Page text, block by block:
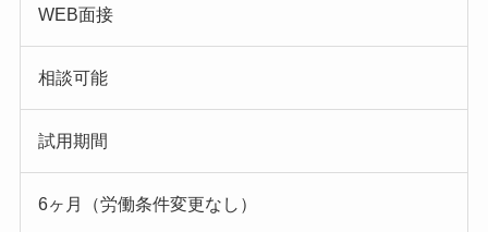
WEB面接
相談可能
試用期間
6ヶ月（労働条件変更なし）